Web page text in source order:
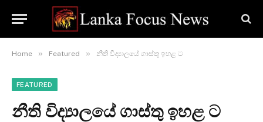
Home » Featured » නීති විද්‍යාලයේ ගාස්තු ඉහළ ට
FEATURED
නීති විද්‍යාලයේ ගාස්තු ඉහළ ට